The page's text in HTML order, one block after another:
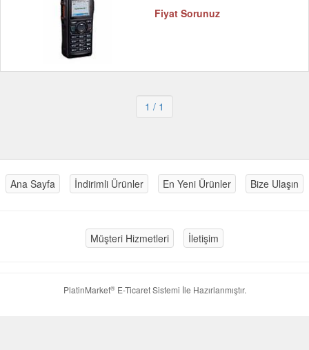
Fiyat Sorunuz
1 / 1
Ana Sayfa İndirimli Ürünler En Yeni Ürünler Bize Ulaşın
Müşteri Hizmetleri İletişim
PlatinMarket®E-Ticaret Sistemi İle Hazırlanmıştır.